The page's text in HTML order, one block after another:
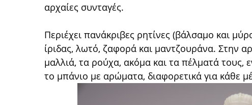
αρχαίες συνταγές.
Περιέχει πανάκριβες ρητίνες (βάλσαμο και
ίριδας, λωτό, ζαφορά και μαντζουράνα. Στην
μαλλιά, τα ρούχα, ακόμα και τα πέλματά τους,
το μπάνιο με αρώματα, διαφορετικά για κάθε